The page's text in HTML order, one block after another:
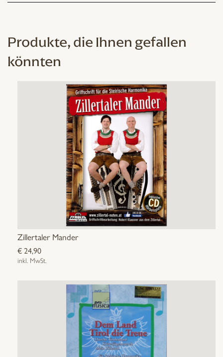
Produkte, die Ihnen gefallen
könnten
Zillertaler Mander
€ 24,90
inkl. MwSt.